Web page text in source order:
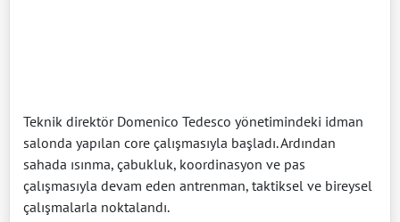
Teknik direktör Domenico Tedesco yönetimindeki idman
salonda yapılan core çalışmasıyla başladı. Ardından
sahada ısınma, çabukluk, koordinasyon ve pas
çalışmasıyla devam eden antrenman, taktiksel ve bireysel
çalışmalarla noktalandı.